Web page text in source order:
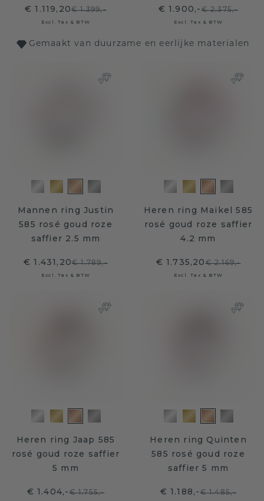
€ 1.119,20€ 1.399,-
Excl. Tax & BTW
€ 1.900,-€ 2.375,-
Excl. Tax & BTW
Gemaakt van duurzame en eerlijke materialen
Mannen ring Justin
585 rosé goud roze
saffier 2.5 mm
€ 1.431,20€ 1.789,-
Excl. Tax & BTW
Heren ring Maikel 585
rosé goud roze saffier
4.2 mm
€ 1.735,20€ 2.169,-
Excl. Tax & BTW
Heren ring Jaap 585
rosé goud roze saffier
5 mm
€ 1.404,-€ 1.755,-
Heren ring Quinten
585 rosé goud roze
saffier 5 mm
€ 1.188,-€ 1.485,-